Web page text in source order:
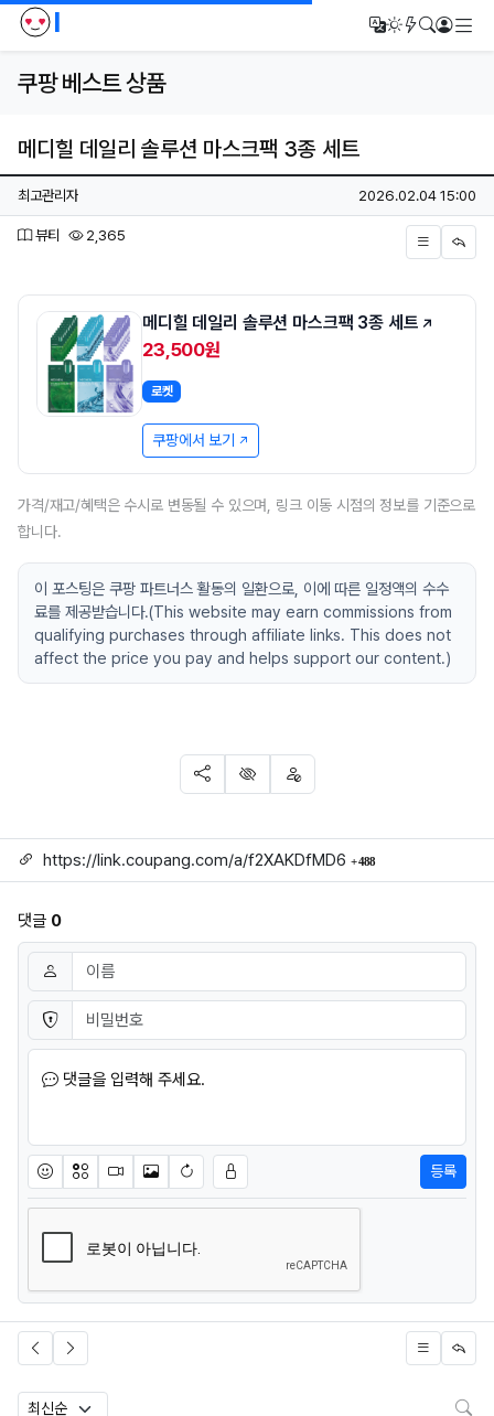
I 번역다크모드
새글/새댓글
검색로그인
쿠팡 베스트 상품
메디힐 데일리 솔루션 마스크팩 3종 세트
페이지 정보
작성자
최고관리자 작성일
2026.02.04 15:00
분류
뷰티 2,365
본문
메디힐 데일리 솔루션 마스크팩 3종 세트
23,500원
로켓
쿠팡에서 보기
가격/재고/혜택은 수시로 변동될 수 있으며, 링크 이동 시점의 정보를 기준으로
합니다.
이 포스팅은 쿠팡 파트너스 활동의 일환으로, 이에 따른 일정액의 수수
료를 제공받습니다.(This website may earn commissions from
qualifying purchases through affiliate links. This does not
affect the price you pay and helps support our content.)
SNS 공유
신고 차단
링크
https://link.coupang.com/a/f2XAKDfMD6 488회 연결
댓글 0
댓글쓰기
이름 필수
비밀번호 필수
댓글을 입력해 주세요.
이모티콘아이콘동영상이미지새댓글 작성
등록